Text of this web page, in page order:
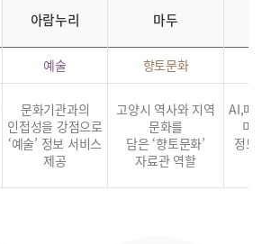
아람누리 마두
예술 향토문화
문화기관과의
인접성을 강점으로
‘예술’ 정보 서비스
제공
고양시 역사와 지역
문화를
담은 ‘향토문화’
자료관 역할
AI,메
미
정보